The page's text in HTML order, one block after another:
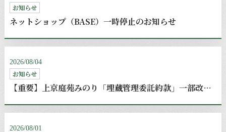
お知らせ
ネットショップ（BASE）一時停止のお知らせ
2026/08/04
お知らせ
【重要】上京庭苑みのり「埋蔵管理委託約款」一部改定のお知らせ
2026/08/01